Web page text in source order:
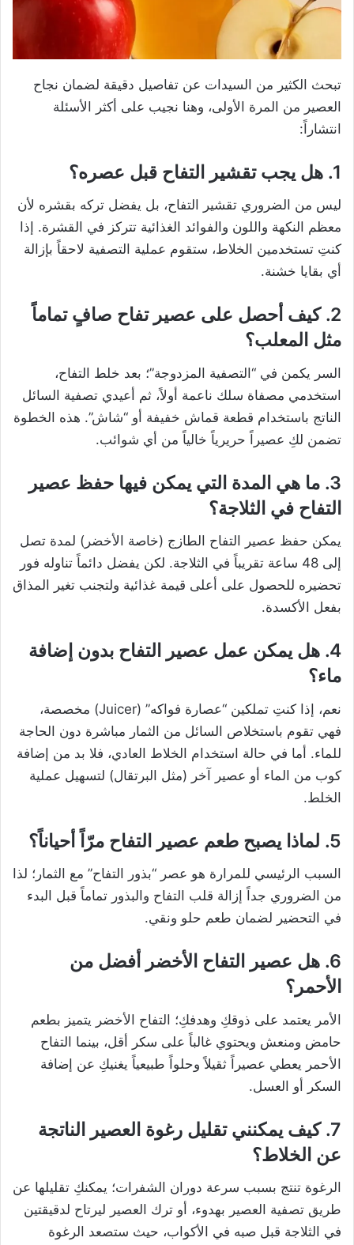
تبحث الكثير من السيدات عن تفاصيل دقيقة لضمان نجاح
العصير من المرة الأولى، وهنا نجيب على أكثر الأسئلة
انتشاراً:
1. هل يجب تقشير التفاح قبل عصره؟
ليس من الضروري تقشير التفاح، بل يفضل تركه بقشره لأن
معظم النكهة واللون والفوائد الغذائية تتركز في القشرة. إذا
كنتِ تستخدمين الخلاط، ستقوم عملية التصفية لاحقاً بإزالة
أي بقايا خشنة.
2. كيف أحصل على عصير تفاح صافٍ تماماً
مثل المعلب؟
السر يكمن في “التصفية المزدوجة”؛ بعد خلط التفاح،
استخدمي مصفاة سلك ناعمة أولاً، ثم أعيدي تصفية السائل
الناتج باستخدام قطعة قماش خفيفة أو “شاش”. هذه الخطوة
تضمن لكِ عصيراً حريرياً خالياً من أي شوائب.
3. ما هي المدة التي يمكن فيها حفظ عصير
التفاح في الثلاجة؟
يمكن حفظ عصير التفاح الطازج (خاصة الأخضر) لمدة تصل
إلى 48 ساعة تقريباً في الثلاجة. لكن يفضل دائماً تناوله فور
تحضيره للحصول على أعلى قيمة غذائية ولتجنب تغير المذاق
بفعل الأكسدة.
4. هل يمكن عمل عصير التفاح بدون إضافة
ماء؟
نعم، إذا كنتِ تملكين “عصارة فواكه” (Juicer) مخصصة،
فهي تقوم باستخلاص السائل من الثمار مباشرة دون الحاجة
للماء. أما في حالة استخدام الخلاط العادي، فلا بد من إضافة
كوب من الماء أو عصير آخر (مثل البرتقال) لتسهيل عملية
الخلط.
5. لماذا يصبح طعم عصير التفاح مرّاً أحياناً؟
السبب الرئيسي للمرارة هو عصر “بذور التفاح” مع الثمار؛ لذا
من الضروري جداً إزالة قلب التفاح والبذور تماماً قبل البدء
في التحضير لضمان طعم حلو ونقي.
6. هل عصير التفاح الأخضر أفضل من
الأحمر؟
الأمر يعتمد على ذوقكِ وهدفكِ؛ التفاح الأخضر يتميز بطعم
حامض ومنعش ويحتوي غالباً على سكر أقل، بينما التفاح
الأحمر يعطي عصيراً ثقيلاً وحلواً طبيعياً يغنيكِ عن إضافة
السكر أو العسل.
7. كيف يمكنني تقليل رغوة العصير الناتجة
عن الخلاط؟
الرغوة تنتج بسبب سرعة دوران الشفرات؛ يمكنكِ تقليلها عن
طريق تصفية العصير بهدوء، أو ترك العصير ليرتاح لدقيقتين
في الثلاجة قبل صبه في الأكواب، حيث ستصعد الرغوة